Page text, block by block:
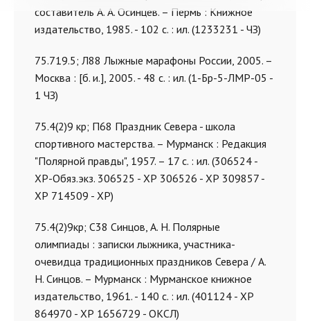
составитель А. А. Осинцев. – Пермь : Книжное
издательство, 1985. - 102 с. : ил. (1233231 - ЧЗ)
75.719.5; Л88 Лыжные марафоны России, 2005. –
Москва : [б. и.], 2005. - 48 с. : ил. (1-Бр-5-ЛМР-05 -
1 ЧЗ)
75.4(2)9 кр; П68 Праздник Севера - школа
спортивного мастерства. – Мурманск : Редакция
"Полярной правды", 1957. – 17 с. : ил. (306524 -
ХР-Обяз.экз. 306525 - ХР 306526 - ХР 309857 -
ХР 714509 - ХР)
75.4(2)9кр; С38 Синцов, А. Н. Полярные
олимпиады : записки лыжника, участника-
очевидца традиционных праздников Севера / А.
Н. Синцов. – Мурманск : Мурманское книжное
издательство, 1961. - 140 с. : ил. (401124 - ХР
864970 - ХР 1656729 - ОКСЛ)